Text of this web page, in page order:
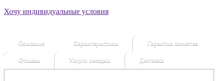
Хочу индивидуальные условия
Описание Характеристики Гарантия качества
Отзывы Услуги посадки Доставка